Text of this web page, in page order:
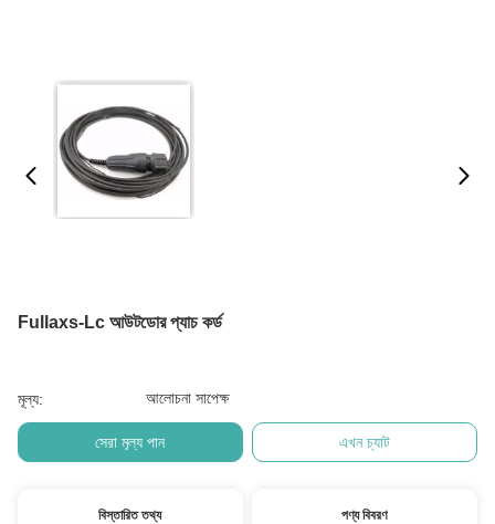
Fullaxs-Lc আউটডোর প্যাচ কর্ড
মূল্য: আলোচনা সাপেক্ষ
সেরা মূল্য পান এখন চ্যাট
বিস্তারিত তথ্য পণ্য বিবরণ